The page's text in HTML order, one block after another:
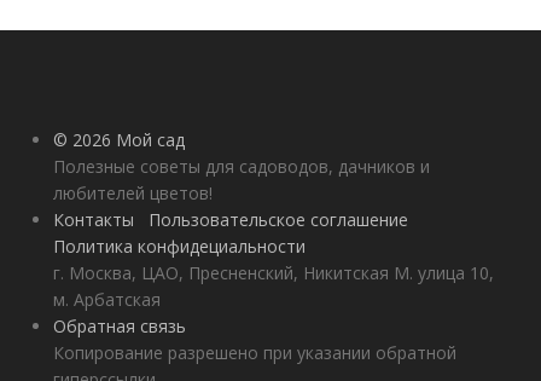
© 2026 Мой сад
Полезные советы для садоводов, дачников и
любителей цветов!
Контакты
Пользовательское соглашение
Политика конфидециальности
г. Москва, ЦАО, Пресненский, Никитская М. улица 10,
м. Арбатская
Обратная связь
Копирование разрешено при указании обратной